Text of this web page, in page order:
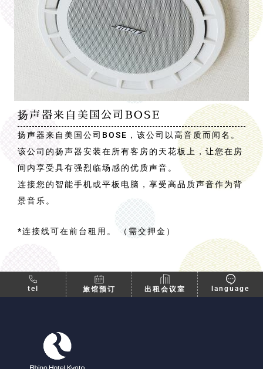
扬声器来自美国公司BOSE
扬声器来自美国公司BOSE，该公司以高音质而闻名。
该公司的扬声器安装在所有客房的天花板上，让您在房
间内享受具有强烈临场感的优质声音。
连接您的智能手机或平板电脑，享受高品质声音作为背
景音乐。
*连接线可在前台租用。 （需交押金）
tel 旅馆预订 出租会议室 language